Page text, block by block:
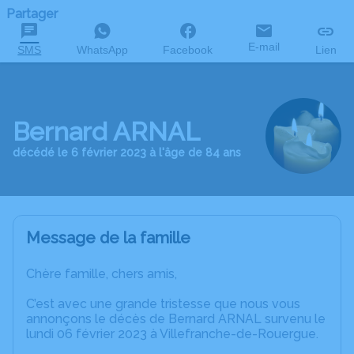
Partager
SMS WhatsApp Facebook E-mail Lien
Bernard ARNAL
décédé le 6 février 2023 à l'âge de 84 ans
Message de la famille
Chère famille, chers amis,
C’est avec une grande tristesse que nous vous
annonçons le décès de Bernard ARNAL survenu le
lundi 06 février 2023 à Villefranche-de-Rouergue.